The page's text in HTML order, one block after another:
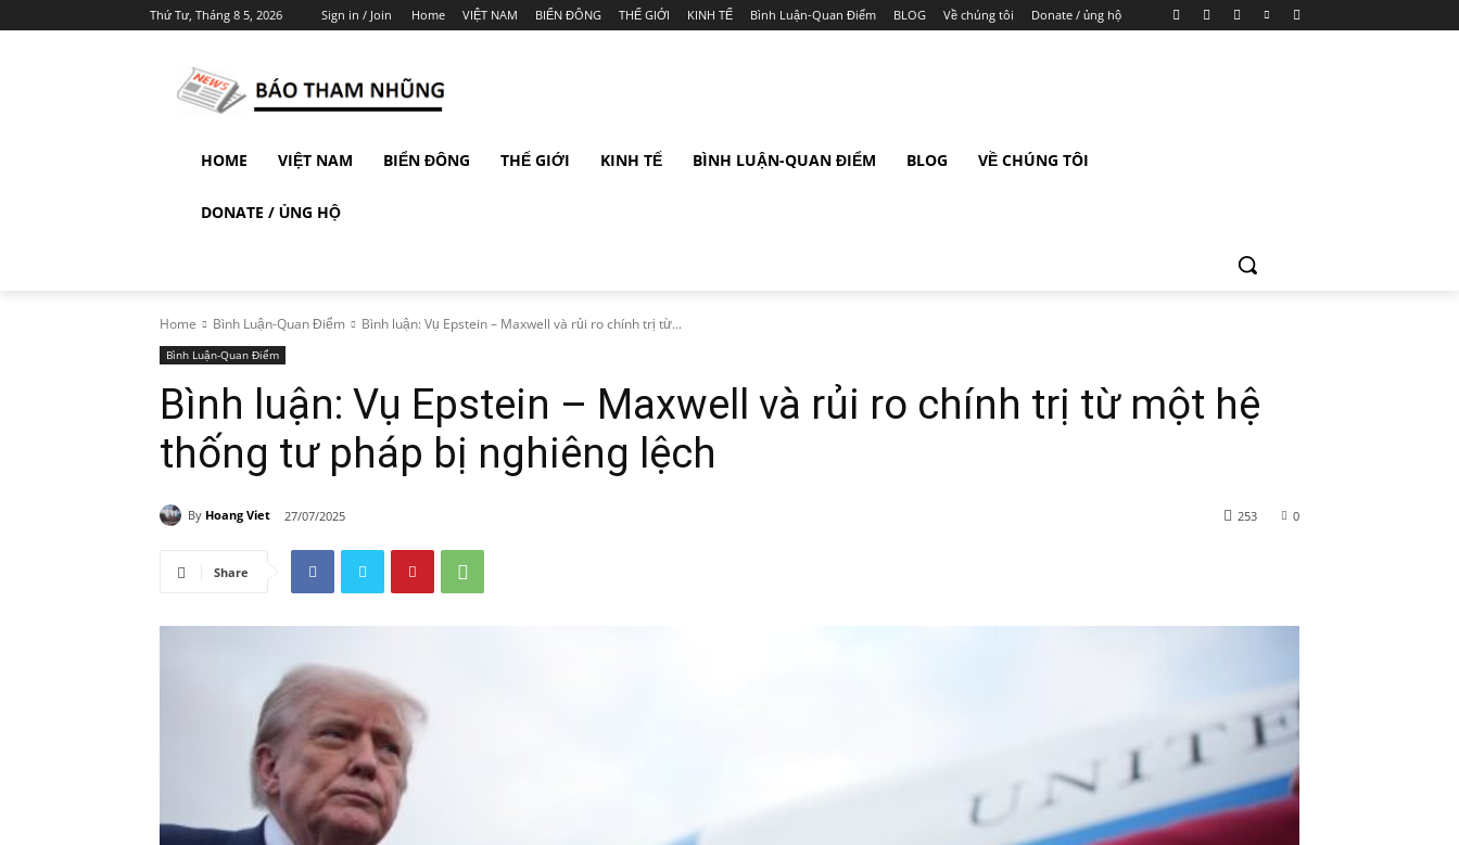
Thứ Tư, Tháng 8 5, 2026 Sign in / Join Home VIỆT NAM BIỂN ĐÔNG THẾ GIỚI KINH TẾ Bình Luận-Quan Điểm BLOG Về chúng tôi Donate / ủng hộ
HOME VIỆT NAM BIỂN ĐÔNG THẾ GIỚI KINH TẾ BÌNH LUẬN-QUAN ĐIỂM BLOG VỀ CHÚNG TÔI
DONATE / ỦNG HỘ
Home Bình Luận-Quan Điểm Bình luận: Vụ Epstein – Maxwell và rủi ro chính trị từ...
Bình Luận-Quan Điểm
Bình luận: Vụ Epstein – Maxwell và rủi ro chính trị từ một hệ
thống tư pháp bị nghiêng lệch
By Hoang Viet 27/07/2025 0
253
Share